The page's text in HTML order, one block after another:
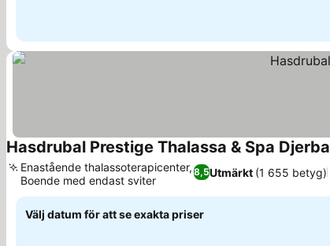
Hasdrubal Prestige Thalassa & Spa Djerba
8,5Utmärkt (1 655 betyg)
Enastående thalassoterapicenter,
Boende med endast sviter
Välj datum för att se exakta priser